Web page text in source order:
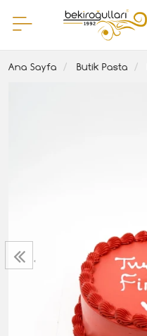
Ana Sayfa Butik Pasta
‹